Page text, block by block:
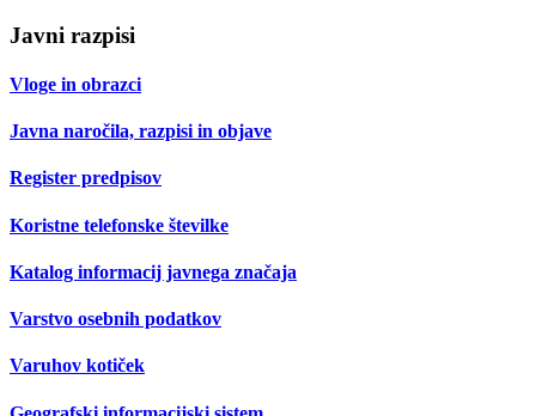
Javni razpisi
Vloge in obrazci
Javna naročila, razpisi in objave
Register predpisov
Koristne telefonske številke
Katalog informacij javnega značaja
Varstvo osebnih podatkov
Varuhov kotiček